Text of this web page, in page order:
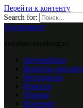
Перейти к контенту
Search for:
Авторемонт
Автомобили
Вопросы про
Мотоциклы
Новости
Обзоры
Полезное